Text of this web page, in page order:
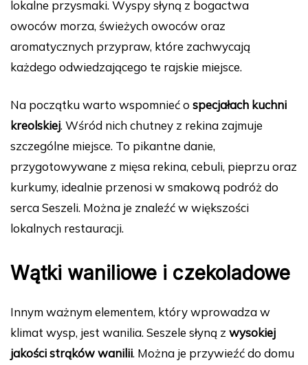
lokalne przysmaki. Wyspy słyną z bogactwa
owoców morza, świeżych owoców oraz
aromatycznych przypraw, które zachwycają
każdego odwiedzającego te rajskie miejsce.
Na początku warto wspomnieć o specjałach kuchni
kreolskiej. Wśród nich chutney z rekina zajmuje
szczególne miejsce. To pikantne danie,
przygotowywane z mięsa rekina, cebuli, pieprzu oraz
kurkumy, idealnie przenosi w smakową podróż do
serca Seszeli. Można je znaleźć w większości
lokalnych restauracji.
Wątki waniliowe i czekoladowe
Innym ważnym elementem, który wprowadza w
klimat wysp, jest wanilia. Seszele słyną z wysokiej
jakości strąków wanilii. Można je przywieźć do domu